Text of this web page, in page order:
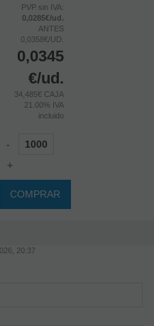
PVP sin IVA:
0,0285€/ud.
ANTES
0,0358€/UD.
0,0345
€/ud.
34,485€ CAJA
21.00% IVA
incluido
-
+
COMPRAR
20:37